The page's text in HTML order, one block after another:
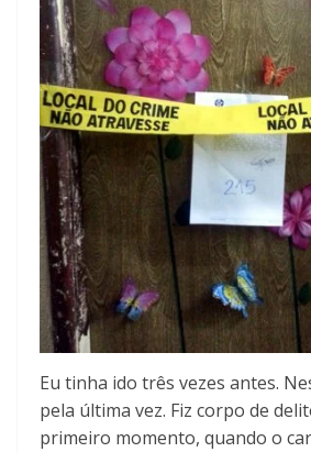
Eu tinha ido três vezes antes.
pela última vez. Fiz corpo de
primeiro momento, quando o